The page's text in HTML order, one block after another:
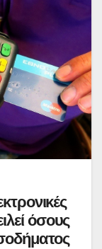
όσους